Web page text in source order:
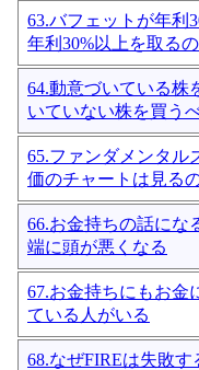
63.バフェットが年利
年利30%以上を取る
64.動意づいている株
いていない株を買う
65.ファンダメンタル
価のチャートは見る
66.お金持ちの話にな
端に頭が悪くなる
67.お金持ちにもお金
ている人がいる
68.なぜFIREは失敗す